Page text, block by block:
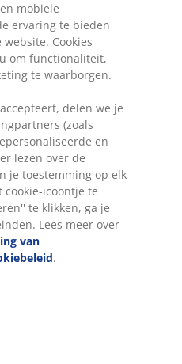
mobiele
ervaring te bieden
Cookies
om functionaliteit,
te waarborgen.
delen we je
(zoals
en
lezen over de
je toestemming op elk
icoontje te
te klikken, ga je
Lees meer over
van
.